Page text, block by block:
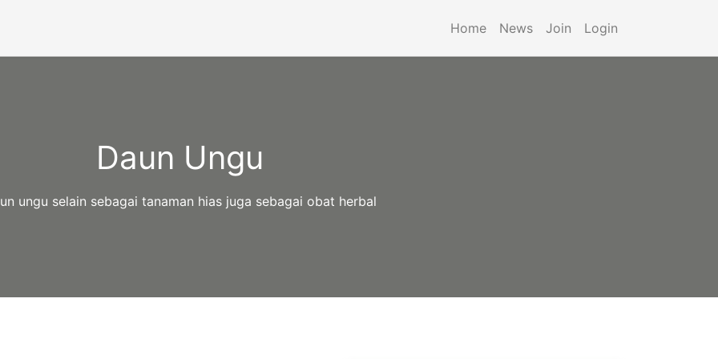
Home News Join Login
Daun Ungu
ungu selain sebagai tanaman hias juga sebagai obat herbal